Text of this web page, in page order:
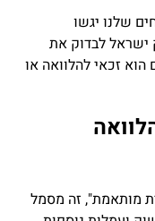
שלנו יגשו
ישראל לבדוק את
הוא זכאי להלוואה או
מותאמת", זה מסמל